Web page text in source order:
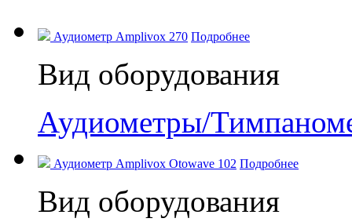
Аудиометр Amplivox 270 Подробнее
Вид оборудования
Аудиометры/
Аудиометр Amplivox Otowave 102 Подробнее
Вид оборудования